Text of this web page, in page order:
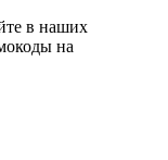
в наших
на